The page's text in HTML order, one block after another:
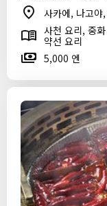
사카에, 나고야
사천 요리, 중
약선 요리
5,000 엔